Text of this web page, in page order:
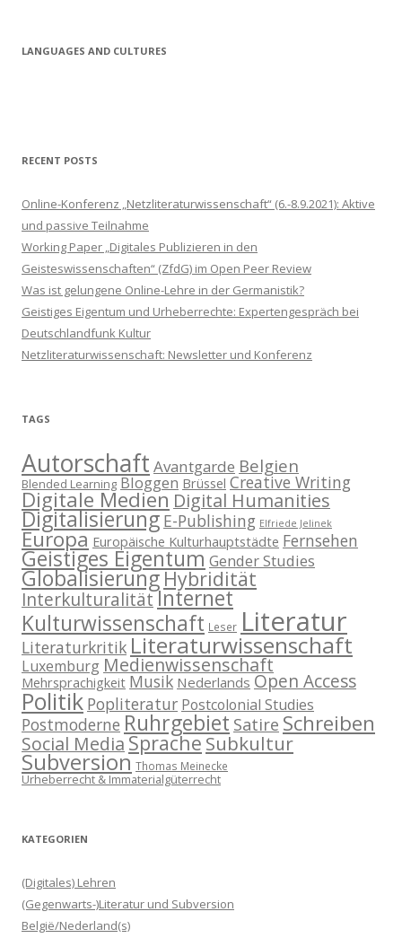
LANGUAGES AND CULTURES
RECENT POSTS
Online-Konferenz „Netzliteraturwissenschaft“ (6.-8.9.2021): Aktive
und passive Teilnahme
Working Paper „Digitales Publizieren in den
Geisteswissenschaften“ (ZfdG) im Open Peer Review
Was ist gelungene Online-Lehre in der Germanistik?
Geistiges Eigentum und Urheberrechte: Expertengespräch bei
Deutschlandfunk Kultur
Netzliteraturwissenschaft: Newsletter und Konferenz
TAGS
Autorschaft Avantgarde Belgien
Blended Learning Bloggen Brüssel Creative Writing
Digitale Medien Digital Humanities
Digitalisierung E-Publishing Elfriede Jelinek
Europa Europäische Kulturhauptstädte Fernsehen
Geistiges Eigentum Gender Studies
GlobalisierungHybridität
InterkulturalitätInternet
Kulturwissenschaft Leser Literatur
LiteraturkritikLiteraturwissenschaft
Luxemburg Medienwissenschaft
Mehrsprachigkeit Musik Nederlands Open Access
Politik Popliteratur Postcolonial Studies
Postmoderne Ruhrgebiet Satire Schreiben
Social MediaSpracheSubkultur
Subversion Thomas Meinecke
Urheberrecht & Immaterialgüterrecht
KATEGORIEN
(Digitales) Lehren
(Gegenwarts-)Literatur und Subversion
België/Nederland(s)